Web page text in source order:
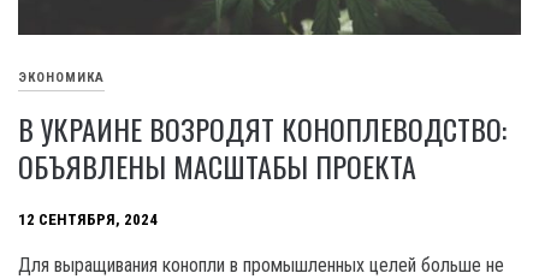
ЭКОНОМИКА
В УКРАИНЕ ВОЗРОДЯТ КОНОПЛЕВОДСТВО:
ОБЪЯВЛЕНЫ МАСШТАБЫ ПРОЕКТА
12 СЕНТЯБРЯ, 2024
Для выращивания конопли в промышленных целей больше не